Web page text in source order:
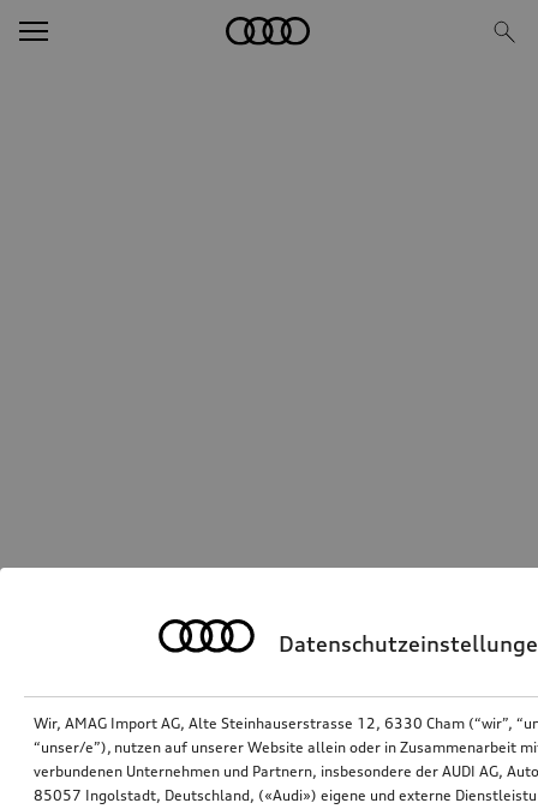
Wir, AMAG Import AG, Alte Steinhauserstrasse 12, 6330 Cham (“wir”,
“unser/e”), nutzen auf unserer Website allein oder in Zusammenarbeit
verbundenen Unternehmen und Partnern, insbesondere der AUDI AG,
85057 Ingolstadt, Deutschland, («Audi») eigene und externe